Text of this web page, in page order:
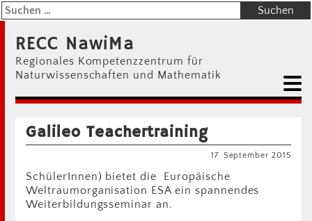
RECC NawiMa
Regionales Kompetenzzentrum für
Naturwissenschaften und Mathematik
Galileo Teachertraining
17. September 2015
SchülerInnen) bietet die Europäische
Weltraumorganisation ESA ein spannendes
Weiterbildungsseminar an.